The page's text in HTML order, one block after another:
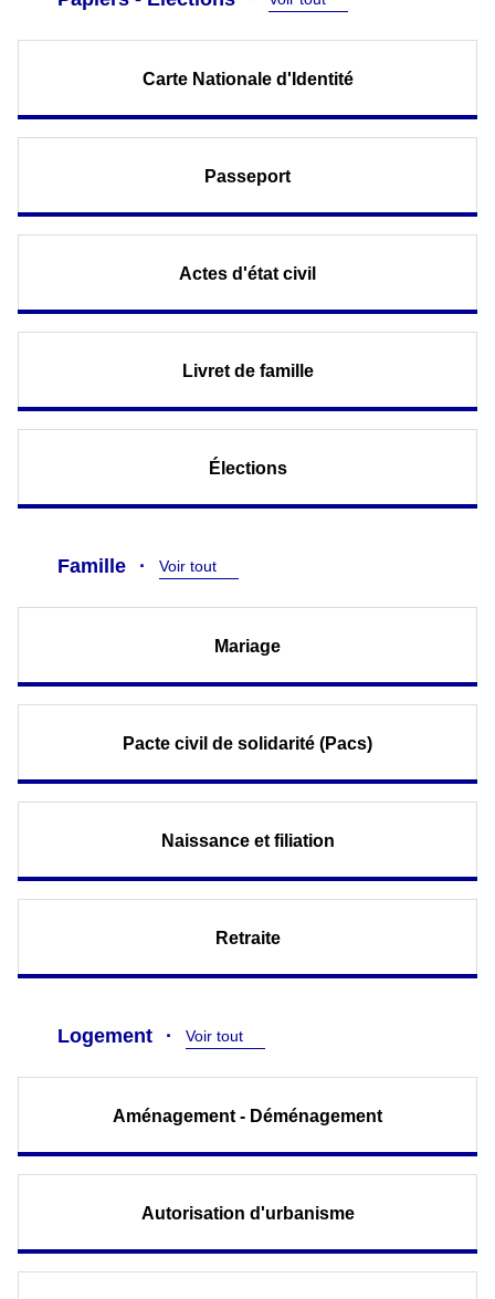
Carte Nationale d'Identité
Passeport
Actes d'état civil
Livret de famille
Élections
Famille Voir tout
Mariage
Pacte civil de solidarité (Pacs)
Naissance et filiation
Retraite
Logement Voir tout
Aménagement - Déménagement
Autorisation d'urbanisme